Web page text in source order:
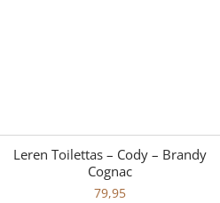
Leren Toilettas – Cody – Brandy
Cognac
79,95